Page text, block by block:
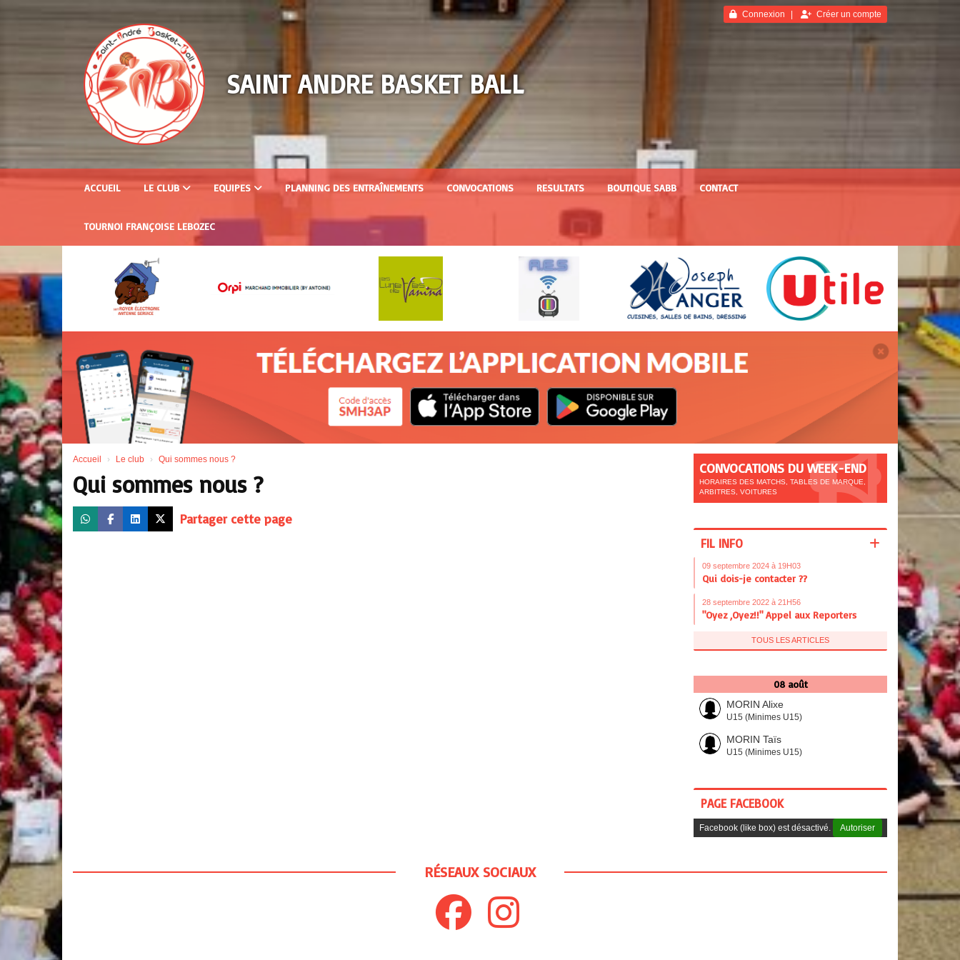
Connexion Créer un compte
SAINT ANDRE BASKET BALL
ACCUEIL LE CLUB EQUIPES PLANNING DES ENTRAÎNEMENTS CONVOCATIONS RESULTATS BOUTIQUE SABB CONTACT
TOURNOI FRANÇOISE LEBOZEC
Accueil Le club Qui sommes nous ?
Qui sommes nous ?
Partager cette page
CONVOCATIONS DU WEEK-END
HORAIRES DES MATCHS, TABLES DE MARQUE,
ARBITRES, VOITURES
FIL INFO
09 septembre 2024 à 19H03
Qui dois-je contacter ??
28 septembre 2022 à 21H56
"Oyez ,Oyez!!" Appel aux Reporters
TOUS LES ARTICLES
08 août
MORIN Alixe
U15 (Minimes U15)
MORIN Taïs
U15 (Minimes U15)
PAGE FACEBOOK
Facebook (like box) est désactivé. Autoriser
RÉSEAUX SOCIAUX